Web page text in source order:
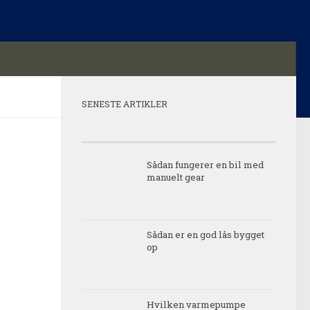
SENESTE ARTIKLER
Sådan fungerer en bil med
manuelt gear
Sådan er en god lås bygget
op
Hvilken varmepumpe